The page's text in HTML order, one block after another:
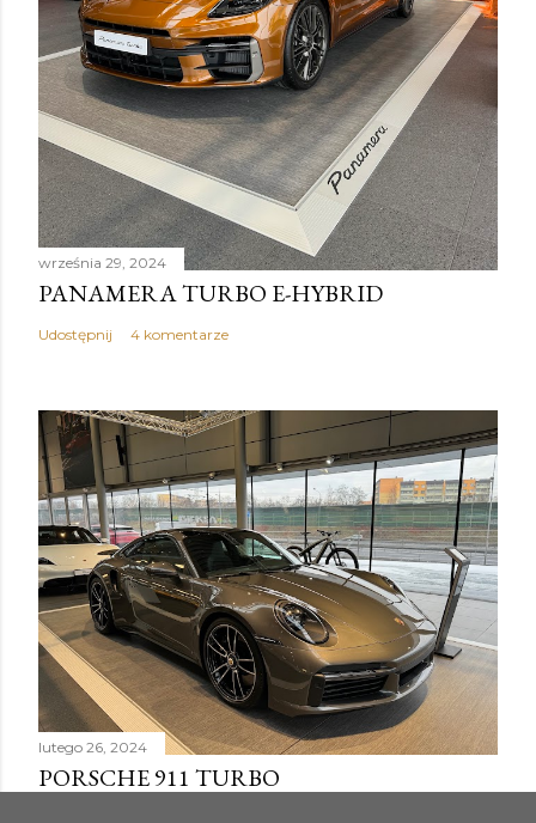
września 29, 2024
PANAMERA TURBO E-HYBRID
Udostępnij 4 komentarze
lutego 26, 2024
PORSCHE 911 TURBO